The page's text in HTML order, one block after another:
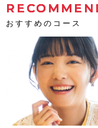
おすすめのコース